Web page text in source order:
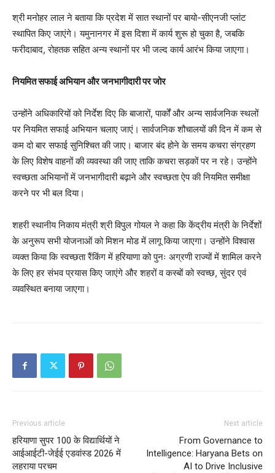
News Week
Magazine PRO
SUBSCRIBE NOW
Subscription Plans
श्री मनोहर लाल ने बताया कि प्रदेश में सात स्थानों पर बायो-सीएनजी प्लांट
स्थापित किए जाएंगे। यमुनानगर में इस दिशा में कार्य शुरू हो चुका है, जबकि
फरीदाबाद, रोहतक सहित अन्य स्थानों पर भी जल्द कार्य आरंभ किया जाएगा।
नियमित सफाई अभियान और जनभागीदारी पर जोर
उन्होंने अधिकारियों को निर्देश दिए कि बाजारों, पार्कों और अन्य सार्वजनिक स्थलों
पर नियमित सफाई अभियान चलाए जाएं। सार्वजनिक शौचालयों की दिन में कम से
कम दो बार सफाई सुनिश्चित की जाए। बाजार बंद होने के समय कचरा संग्रहण
के लिए विशेष वाहनों की व्यवस्था की जाए ताकि कचरा सड़कों पर न रहे। उन्होंने
स्वच्छता अभियानों में जनभागीदारी बढ़ाने और स्वच्छता ऐप की नियमित समीक्षा
करने पर भी बल दिया।
शहरी स्थानीय निकाय मंत्री श्री विपुल गोयल ने कहा कि केंद्रीय मंत्री के निर्देशों
के अनुरूप सभी योजनाओं को मिशन मोड में लागू किया जाएगा। उन्होंने विश्वास
व्यक्त किया कि स्वच्छता रैंकिंग में हरियाणा को पुनः अग्रणी राज्यों में शामिल करने
के लिए हर संभव प्रयास किए जाएंगे और शहरों व कस्बों को स्वच्छ, सुंदर एवं
व्यवस्थित बनाया जाएगा।
Previous article
हरियाणा सुपर 100 के विद्यार्थियों ने
आईआईटी-जेईई एडवांस्ड 2026 में
लहराया परचम
Next article
From Governance to
Intelligence: Haryana Bets on
AI to Drive Inclusive